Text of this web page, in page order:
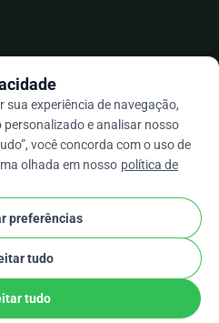
em mais de 500 avaliações
e cookies
de Cookies
Parceiro Verificado
experiência de navegação,
e analisar nosso
você concorda com o uso de
olhada em nosso política de
preferências
tudo
tudo